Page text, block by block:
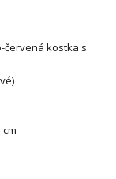
červená kostka s